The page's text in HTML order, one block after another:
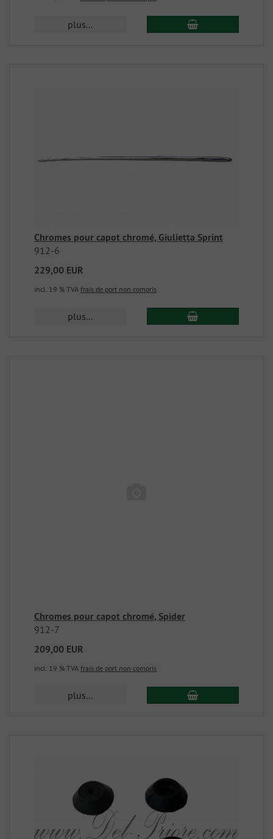
plus...
Chromes pour capot chromé, Giulietta Sprint
912-6
229,00 EUR
incl. 19 % TVA frais de port non compris
plus...
Chromes pour capot chromé, Spider
912-7
209,00 EUR
incl. 19 % TVA frais de port non compris
plus...